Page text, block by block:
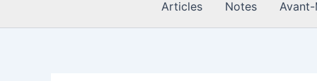
Articles Notes